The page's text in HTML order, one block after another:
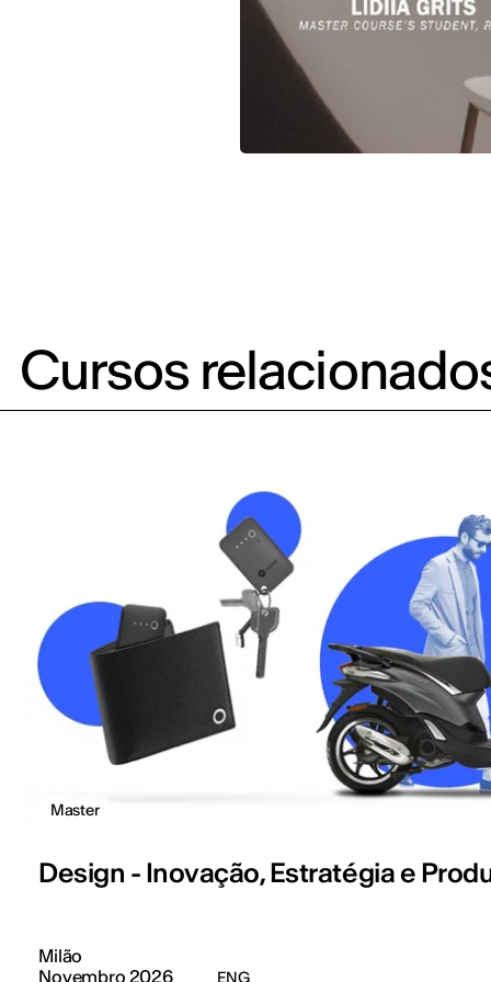
Cursos
Master
Design - Inovação, Estratégia e
Milão
Novembro 2026
ENG